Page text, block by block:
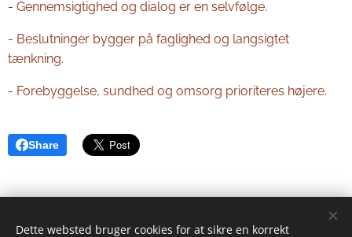
- Gennemsigtighed og dialog er en selvfølge.
- Beslutninger bygger på faglighed og langsigtet
tænkning.
- Forebyggelse, sundhed og omsorg prioriteres højere.
Share
© 2025 SF HILLERØD | Alle rettigheder forbeholdes.
Dette websted bruger cookies for at sikre en korrekt